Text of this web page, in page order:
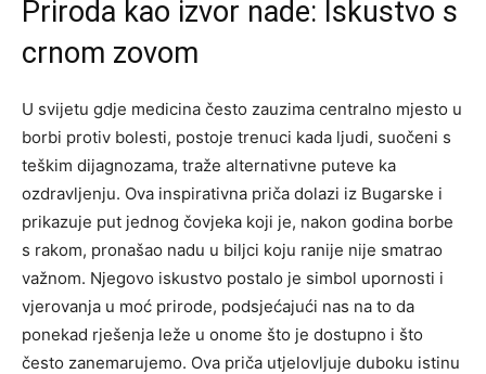
Priroda kao izvor nade: Iskustvo s
crnom zovom
U svijetu gdje medicina često zauzima centralno mjesto u
borbi protiv bolesti, postoje trenuci kada ljudi, suočeni s
teškim dijagnozama, traže alternativne puteve ka
ozdravljenju. Ova inspirativna priča dolazi iz Bugarske i
prikazuje put jednog čovjeka koji je, nakon godina borbe
s rakom, pronašao nadu u biljci koju ranije nije smatrao
važnom. Njegovo iskustvo postalo je simbol upornosti i
vjerovanja u moć prirode, podsjećajući nas na to da
ponekad rješenja leže u onome što je dostupno i što
često zanemarujemo. Ova priča utjelovljuje duboku istinu